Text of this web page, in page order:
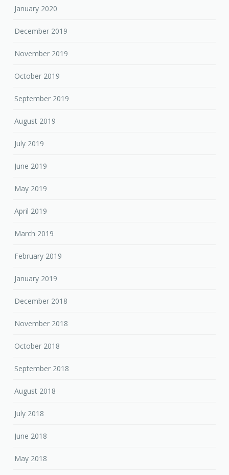
January 2020
December 2019
November 2019
October 2019
September 2019
August 2019
July 2019
June 2019
May 2019
April 2019
March 2019
February 2019
January 2019
December 2018
November 2018
October 2018
September 2018
August 2018
July 2018
June 2018
May 2018